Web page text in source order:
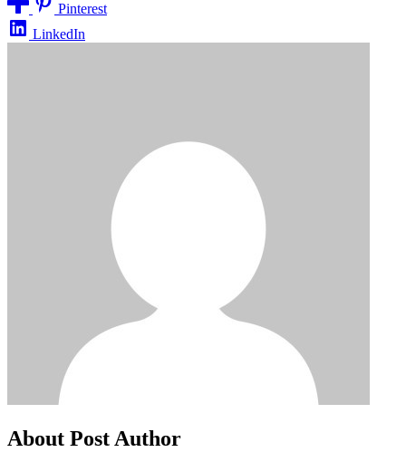
Pinterest
LinkedIn
About Post Author